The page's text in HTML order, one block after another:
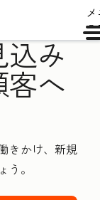
込み
へ
きかけ、新規
。